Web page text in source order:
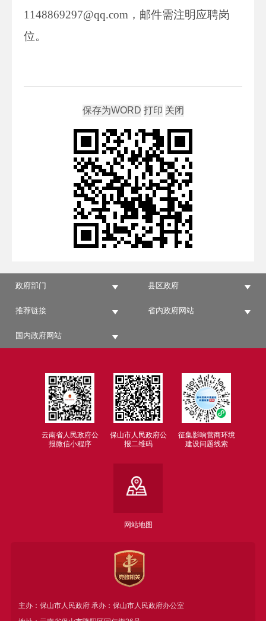
1148869297@qq.com，邮件需注明应聘岗
位。
政府部门 县区政府
推荐链接 省内政府网站
国内政府网站
云南省人民政府公
报微信小程序
保山市人民政府公
报二维码
征集影响营商环境
建设问题线索
网站地图
主办：保山市人民政府 承办：保山市人民政府办公室